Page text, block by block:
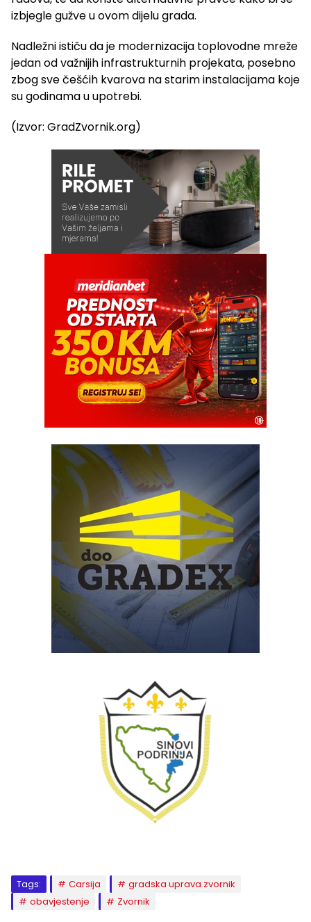
izbjegle gužve u ovom dijelu grada.
Nadležni ističu da je modernizacija toplovodne mreže
jedan od važnijih infrastrukturnih projekata, posebno
zbog sve češćih kvarova na starim instalacijama koje
su godinama u upotrebi.
(Izvor: GradZvornik.org)
Tags: Carsija
gradska uprava zvornik
obavjestenje
Zvornik